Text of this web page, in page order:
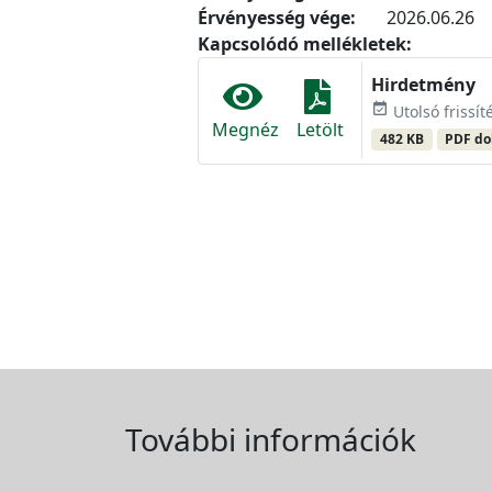
Érvényesség vége:
2026.06.26
Kapcsolódó mellékletek:
Megnéz Letölt
Hirdetmény
event_available Utolsó
482 KB PDF
További információk